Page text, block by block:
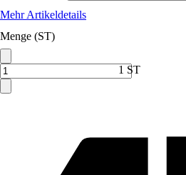
Mehr Artikeldetails
Menge (ST)
1 ST